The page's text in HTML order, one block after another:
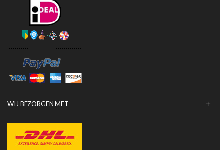
WIJ BEZORGEN MET